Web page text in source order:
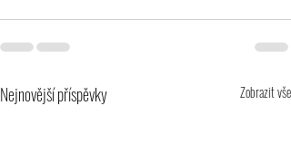
Nejnovější příspěvky Zobrazit vše